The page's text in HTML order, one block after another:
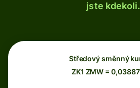
jste kdekoli.
Středový směnný
ZK1 ZMW =